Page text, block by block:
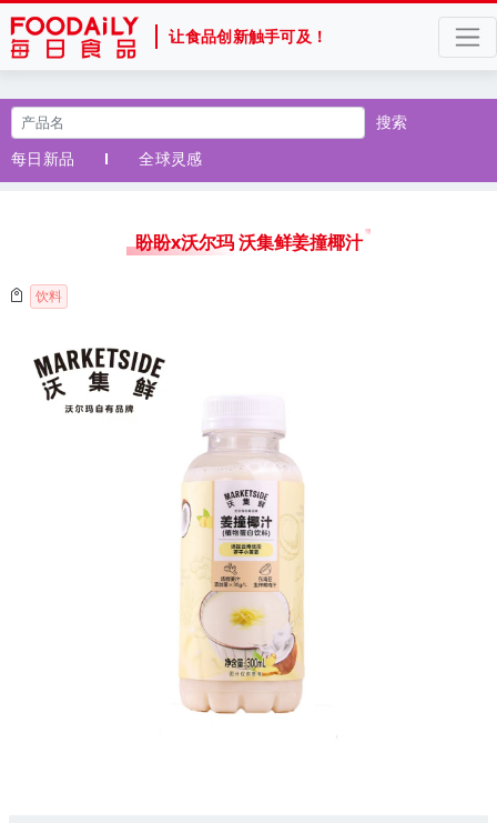
让食品创新触手可及！
搜索
每日新品
全球灵感
盼盼x沃尔玛 沃集鲜姜撞椰汁
饮料